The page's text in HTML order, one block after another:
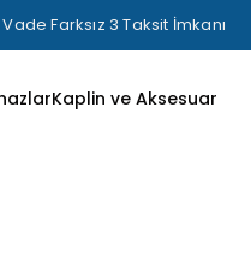
Vade Farksız 3 Taksit İmkanı
Kaplin ve Aksesuar